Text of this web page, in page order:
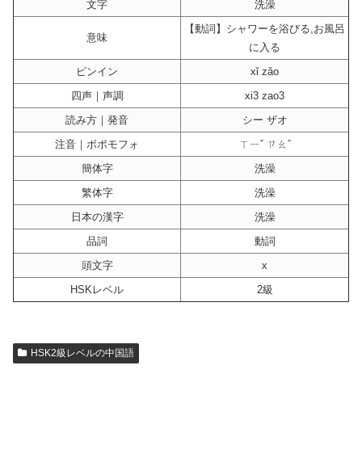
文字 洗澡
意味
【動詞】シャワーを浴びる,お風呂
に入る
ピンイン
xǐ zǎo
四声｜声調
xi3 zao3
読み方｜発音
シー ザオ
注音｜ボポモフォ
ㄒㄧˇ ㄗㄠˇ
簡体字
洗澡
繁体字
洗澡
日本の漢字
洗澡
品詞
動詞
頭文字
x
HSKレベル
2級
HSK2級レベルの中国語